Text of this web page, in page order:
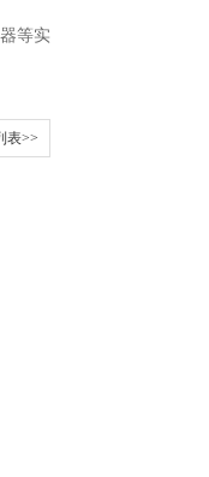
等实
表>>